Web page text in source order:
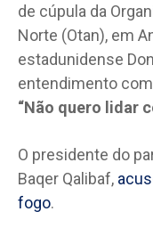
de cúpula da
Norte (Otan), em
estadunidense
entendimento
“Não quero lidar
O presidente do
Baqer Qalibaf,
fogo.